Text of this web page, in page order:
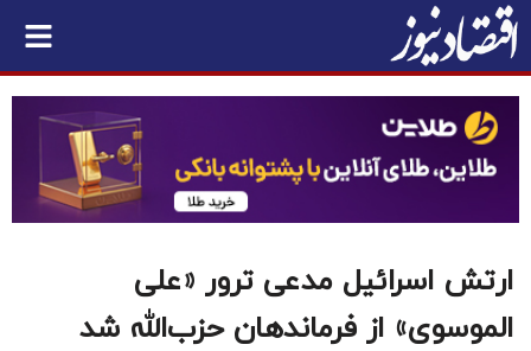
ارتش اسرائیل مدعی ترور «علی
الموسوی» از فرماندهان حزب‌الله شد